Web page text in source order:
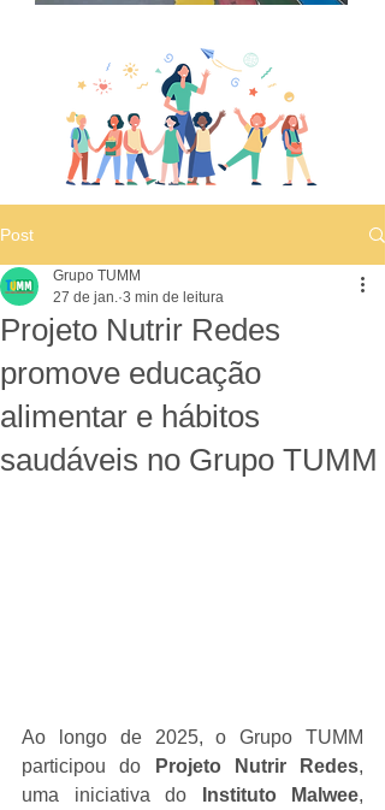
Post
Projeto Nutrir Redes
promove educação
alimentar e hábitos
saudáveis no Grupo TUMM
Grupo TUMM
27 de jan. 3 min de leitura
Ao longo de 2025, o Grupo TUMM
participou do
Projeto Nutrir Redes,
uma iniciativa do
Instituto Malwee,